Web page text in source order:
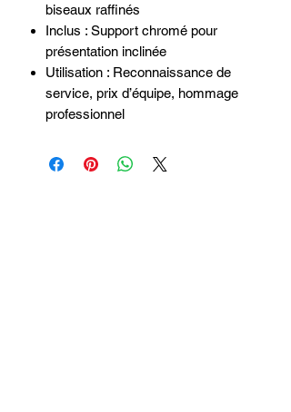
biseaux raffinés
Inclus : Support chromé pour
présentation inclinée
Utilisation : Reconnaissance de
service, prix d’équipe, hommage
professionnel